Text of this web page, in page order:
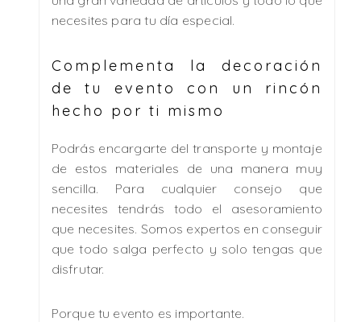
necesites para tu día especial.
Complementa la decoración
de tu evento con un rincón
hecho por ti mismo
Podrás encargarte del transporte y montaje
de estos materiales de una manera muy
sencilla. Para cualquier consejo que
necesites tendrás todo el asesoramiento
que necesites. Somos expertos en conseguir
que todo salga perfecto y solo tengas que
disfrutar.
Porque tu evento es importante.